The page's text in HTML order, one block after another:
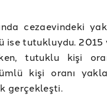
cezaevindeki
ise tutukluydu.
tutuklu kişi
kişi oranı
gerçekleşti.